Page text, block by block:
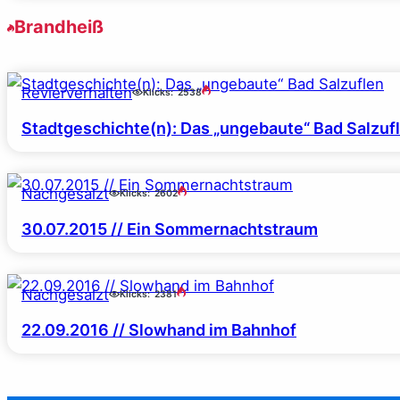
Brandheiß
Revierverhalten Klicks: 2538
Stadtgeschichte(n): Das „ungebaute“ Bad
Nachgesalzt Klicks: 2602
30.07.2015 // Ein Sommernachtstraum
Nachgesalzt Klicks: 2381
22.09.2016 // Slowhand im Bahnhof